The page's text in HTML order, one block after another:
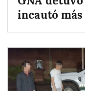
incautó